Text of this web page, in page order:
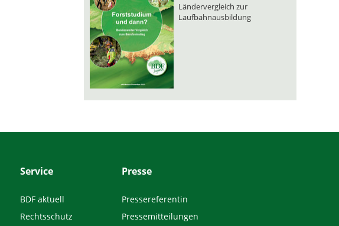
Ländervergleich zur
Laufbahnausbildung
Service
BDF aktuell
Rechtsschutz
Presse
Pressereferentin
Pressemitteilungen